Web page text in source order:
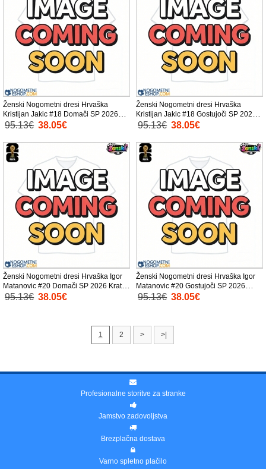
Ženski Nogometni dresi Hrvaška
Kristijan Jakic #18 Domači SP 2026
Kratek Rokav
95.13€ 38.05€
Ženski Nogometni dresi Hrvaška
Kristijan Jakic #18 Gostujoči SP 2026
Kratek Rokav
95.13€ 38.05€
Ženski Nogometni dresi Hrvaška Igor
Matanovic #20 Domači SP 2026 Kratek
Rokav
95.13€ 38.05€
Ženski Nogometni dresi Hrvaška Igor
Matanovic #20 Gostujoči SP 2026
Kratek Rokav
95.13€ 38.05€
1 2 > >|
Profesionalne storitve za stranke
Jamstvo zadovoljstva
Brezplačna dostava
Varno spletno plačilo